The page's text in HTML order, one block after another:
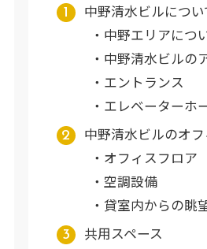
中野清水ビルについ
中野エリアにつ
中野清水ビルの
エントランス
エレベーターホ
中野清水ビルのオ
オフィスフロア
空調設備
貸室内からの眺
共用スペース